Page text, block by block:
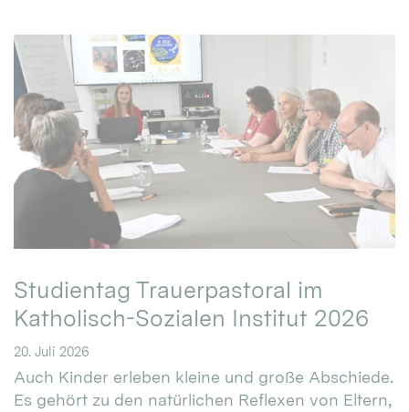
Studientag Trauerpastoral im
Katholisch-Sozialen Institut 2026
20. Juli 2026
Auch Kinder erleben kleine und große Abschiede.
Es gehört zu den natürlichen Reflexen von Eltern,